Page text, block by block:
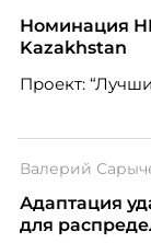
вовлечения,
факте: данные
Марианна
МИФИ, автор
Номинация
Kazakhstan
Проект:
Валерий
Адаптация
для